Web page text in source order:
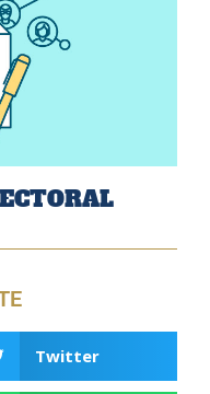
Twitter